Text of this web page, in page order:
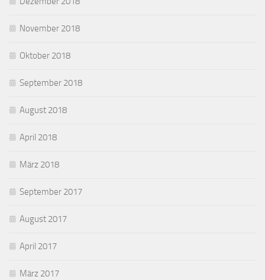
November 2018
Oktober 2018
September 2018
August 2018
April 2018
März 2018
September 2017
August 2017
April 2017
März 2017